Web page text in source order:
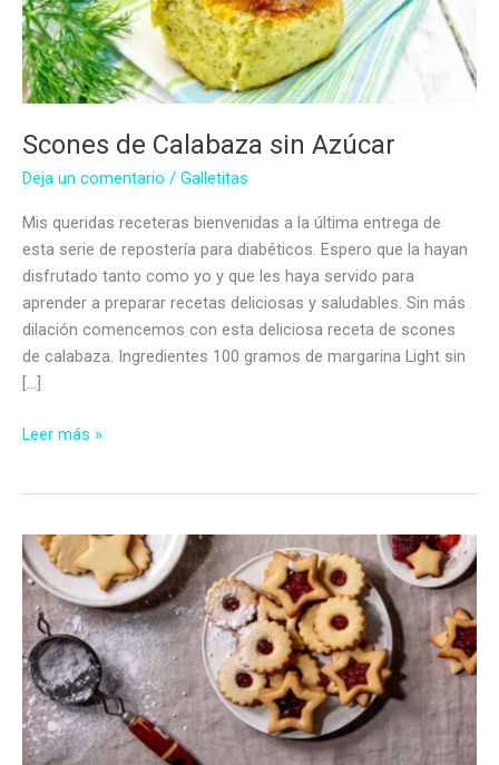
Scones de Calabaza sin Azúcar
Deja un comentario / Galletitas
Mis queridas receteras bienvenidas a la última entrega de
esta serie de repostería para diabéticos. Espero que la hayan
disfrutado tanto como yo y que les haya servido para
aprender a preparar recetas deliciosas y saludables. Sin más
dilación comencemos con esta deliciosa receta de scones
de calabaza. Ingredientes 100 gramos de margarina Light sin
[…]
Scones
Azúcar
Leer más »